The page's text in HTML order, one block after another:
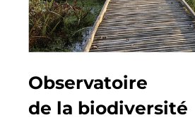
Observatoire
de la biodiversité